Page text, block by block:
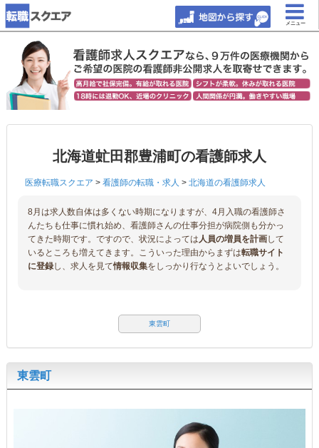
メニュー
北海道虻田郡豊浦町の看護師求人
医療転職スクエア > 看護師の転職・求人 > 北海道の看護師求人
8月は求人数自体は多くない時期になりますが、4月入職の看護師さ
んたちも仕事に慣れ始め、看護師さんの仕事分担が病院側も分かっ
てきた時期です。ですので、状況によっては人員の増員を計画して
いるところも増えてきます。こういった理由からまずは転職サイト
に登録し、求人を見て情報収集をしっかり行なうとよいでしょう。
東雲町
東雲町